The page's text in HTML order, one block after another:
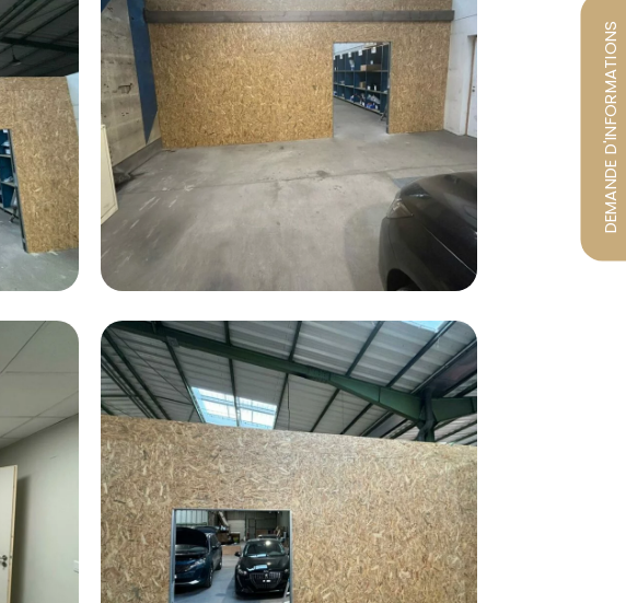
DEMANDE D'INFORMATIONS